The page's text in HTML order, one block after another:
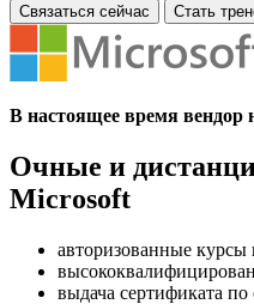
Связаться сейчас Стать
В настоящее время вендор
Очные и
Microsoft
авторизованные курсы
выдача сертификата